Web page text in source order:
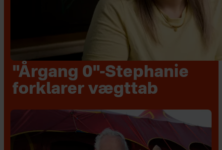
"Årgang 0"-Stephanie
forklarer vægttab